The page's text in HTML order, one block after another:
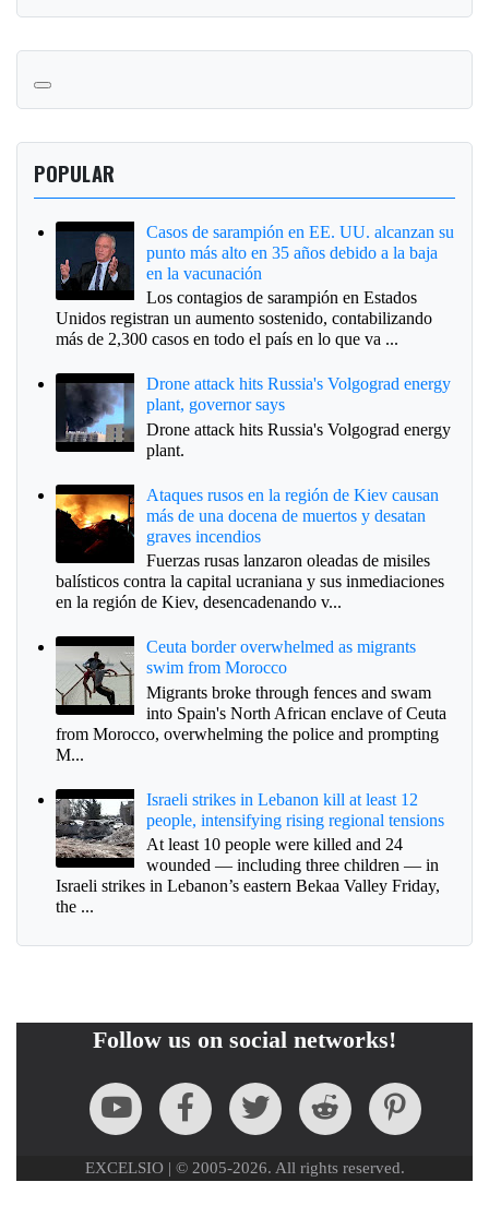
POPULAR
Casos de sarampión en EE. UU. alcanzan su
punto más alto en 35 años debido a la baja
en la vacunación
Los contagios de sarampión en Estados
Unidos registran un aumento sostenido, contabilizando
más de 2,300 casos en todo el país en lo que va ...
Drone attack hits Russia's Volgograd energy
plant, governor says
Drone attack hits Russia's Volgograd energy
plant.
Ataques rusos en la región de Kiev causan
más de una docena de muertos y desatan
graves incendios
Fuerzas rusas lanzaron oleadas de misiles
balísticos contra la capital ucraniana y sus inmediaciones
en la región de Kiev, desencadenando v...
Ceuta border overwhelmed as migrants
swim from Morocco
Migrants broke through fences and swam
into Spain's North African enclave of Ceuta
from Morocco, overwhelming the police and prompting
M...
Israeli strikes in Lebanon kill at least 12
people, intensifying rising regional tensions
At least 10 people were killed and 24
wounded — including three children — in
Israeli strikes in Lebanon’s eastern Bekaa Valley Friday,
the ...
Follow us on social networks!
EXCELSIO | © 2005-2026. All rights reserved.